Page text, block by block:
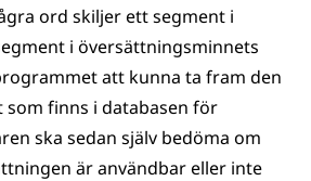
ord skiljer ett segment i
i översättningsminnets
att kunna ta fram den
finns i databasen för
ska sedan själv bedöma om
är användbar eller inte